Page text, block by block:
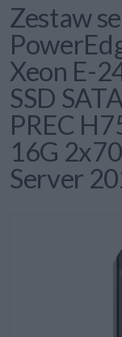
Zestaw
Xeon E-
SSD
PREC
16G
Server